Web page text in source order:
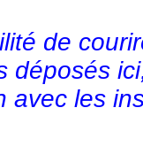
de
déposés
avec les